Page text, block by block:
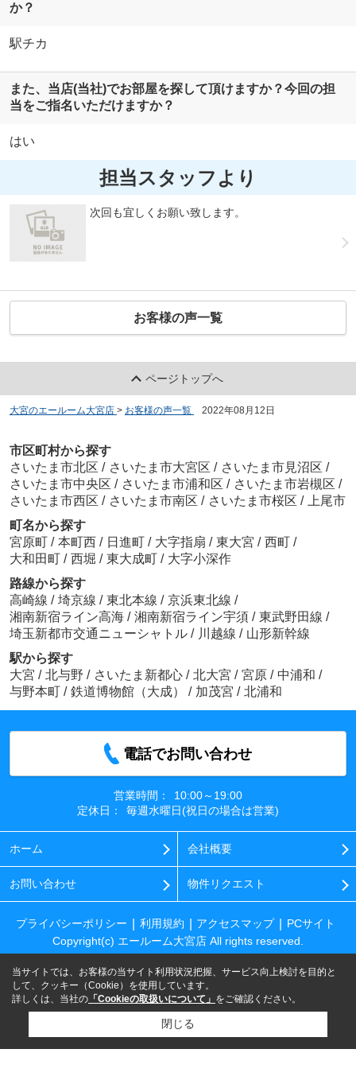
か？
駅チカ
また、当店(当社)でお部屋を探して頂けますか？今回の担
当をご指名いただけますか？
はい
担当スタッフより
次回も宜しくお願い致します。
お客様の声一覧
ページトップへ
大宮のエールーム大宮店 > お客様の声一覧 2022年08月12日
市区町村から探す
さいたま市北区 / さいたま市大宮区 / さいたま市見沼区 /
さいたま市中央区 / さいたま市浦和区 / さいたま市岩槻区 /
さいたま市西区 / さいたま市南区 / さいたま市桜区 /
上尾市
町名から探す
宮原町 / 本町西 / 日進町 / 大字指扇 / 東大宮 / 西町 /
大和田町 / 西堀 / 東大成町 / 大字小深作
路線から探す
高崎線 / 埼京線 / 東北本線 / 京浜東北線 /
湘南新宿ライン高海 / 湘南新宿ライン宇須 / 東武野田線 /
埼玉新都市交通ニューシャトル / 川越線 / 山形新幹線
駅から探す
大宮 / 北与野 / さいたま新都心 / 北大宮 / 宮原 / 中浦和 /
与野本町 / 鉄道博物館（大成） / 加茂宮 / 北浦和
電話でお問い合わせ
営業時間：
10:00～19:00
定休日：
毎週水曜日(祝日の場合は営業)
ホーム 会社概要
お問い合わせ 物件リクエスト
プライバシーポリシー 利用規約 アクセスマップ
PCサイト
Copyright(c) エールーム大宮店 All rights reserved.
当サイトでは、お客様の当サイト利用状況把握、サービス向上検討を目的と
して、クッキー（Cookie）を使用しています。
詳しくは、当社の 「Cookieの取扱いについて」 をご確認ください。
閉じる